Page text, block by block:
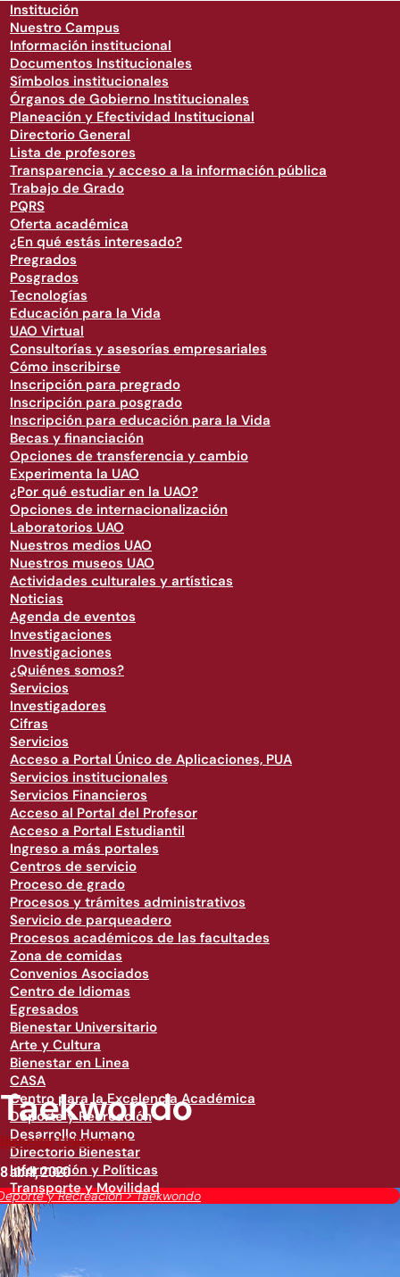
Institución
Nuestro Campus
Información institucional
Documentos Institucionales
Símbolos institucionales
Órganos de Gobierno Institucionales
Planeación y Efectividad Institucional
Directorio General
Lista de profesores
Transparencia y acceso a la información pública
Trabajo de Grado
PQRS
Oferta académica
¿En qué estás interesado?
Pregrados
Posgrados
Tecnologías
Educación para la Vida
UAO Virtual
Consultorías y asesorías empresariales
Cómo inscribirse
Inscripción para pregrado
Inscripción para posgrado
Inscripción para educación para la Vida
Becas y financiación
Opciones de transferencia y cambio
Experimenta la UAO
¿Por qué estudiar en la UAO?
Opciones de internacionalización
Laboratorios UAO
Nuestros medios UAO
Nuestros museos UAO
Actividades culturales y artísticas
Noticias
Agenda de eventos
Investigaciones
Investigaciones
¿Quiénes somos?
Servicios
Investigadores
Cifras
Servicios
Acceso a Portal Único de Aplicaciones, PUA
Servicios institucionales
Servicios Financieros
Acceso al Portal del Profesor
Acceso a Portal Estudiantil
Ingreso a más portales
Centros de servicio
Proceso de grado
Procesos y trámites administrativos
Servicio de parqueadero
Procesos académicos de las facultades
Zona de comidas
Convenios Asociados
Centro de Idiomas
Egresados
Bienestar Universitario
Arte y Cultura
Bienestar en Linea
CASA
Centro para la Excelencia Académica
Deporte y Recreación
Desarrollo Humano
Directorio Bienestar
Información y Políticas
Transporte y Movilidad
y Recreación>Taekwondo
Taekwondo
Bienestar Universitario
8 abril, 2020